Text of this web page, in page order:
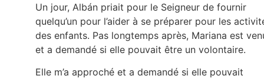
Un jour, Albán priait pour le Seigneur de fournir
quelqu’un pour l’aider à se préparer pour les
des enfants. Pas longtemps après, Mariana est
et a demandé si elle pouvait être un volontaire.
Elle m’a approché et a demandé si elle pouvait